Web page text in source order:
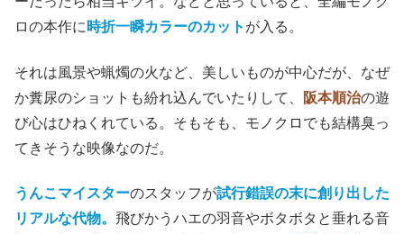
ロの本作に 時折一瞬カラーのカット が入る。
それは風景や蝋燭の火など、美しいものが中心だが、なぜ
か糞尿のショットも紛れ込んでいたりして、
阪本順治の遊
び心はひねくれている。そもそも、モノクロでも結構臭っ
てきそうな映像なのだ。
うんこマイスターのスタッフが試行錯誤の末に創り出した
リアルな代物。 飛びかうハエの羽音やボタボタと垂れる音